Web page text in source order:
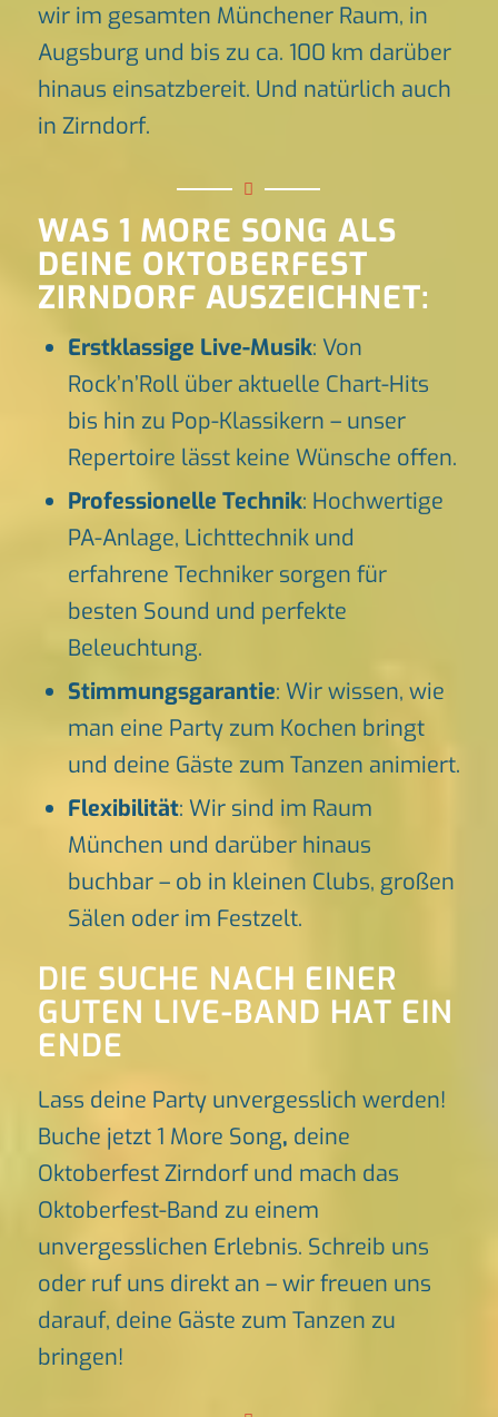
wir im gesamten Münchener Raum, in
Augsburg und bis zu ca. 100 km darüber
hinaus einsatzbereit. Und natürlich auch
in Zirndorf.
WAS 1 MORE SONG ALS
DEINE OKTOBERFEST
ZIRNDORF AUSZEICHNET:
Erstklassige Live-Musik: Von
Rock’n’Roll über aktuelle Chart-Hits
bis hin zu Pop-Klassikern – unser
Repertoire lässt keine Wünsche offen.
Professionelle Technik: Hochwertige
PA-Anlage, Lichttechnik und
erfahrene Techniker sorgen für
besten Sound und perfekte
Beleuchtung.
Stimmungsgarantie: Wir wissen, wie
man eine Party zum Kochen bringt
und deine Gäste zum Tanzen animiert.
Flexibilität: Wir sind im Raum
München und darüber hinaus
buchbar – ob in kleinen Clubs, großen
Sälen oder im Festzelt.
DIE SUCHE NACH EINER
GUTEN LIVE-BAND HAT EIN
ENDE
Lass deine Party unvergesslich werden!
Buche jetzt 1 More Song, deine
Oktoberfest Zirndorf und mach das
Oktoberfest-Band zu einem
unvergesslichen Erlebnis. Schreib uns
oder ruf uns direkt an – wir freuen uns
darauf, deine Gäste zum Tanzen zu
bringen!